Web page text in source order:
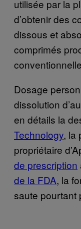
utilisée par la
d’obtenir des
dissous et
comprimés
Dosage
dissolution
en détails la
Technology, la
propriétaire
de prescription
de la FDA, la
saute pourtant